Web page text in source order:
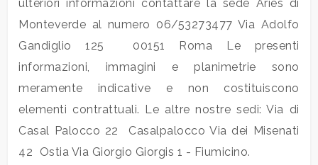
ulteriori informazioni contattare la sede Aries di
Monteverde al numero 06/53273477 Via Adolfo
Gandiglio 125  00151 Roma Le presenti
informazioni, immagini e planimetrie sono
meramente indicative e non costituiscono
elementi contrattuali. Le altre nostre sedi: Via di
Casal Palocco 22  Casalpalocco Via dei Misenati
42  Ostia Via Giorgio Giorgis 1 - Fiumicino.